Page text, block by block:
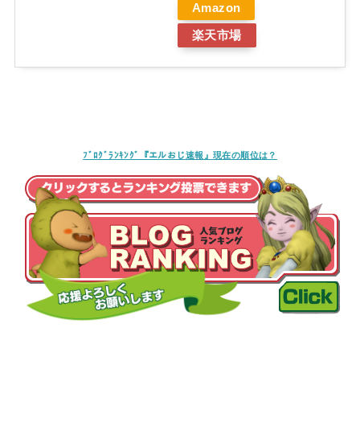
Amazon
楽天市場
ﾌﾞﾛｸﾞﾗﾝｷﾝｸﾞ『エルおじ速報』現在の順位は？